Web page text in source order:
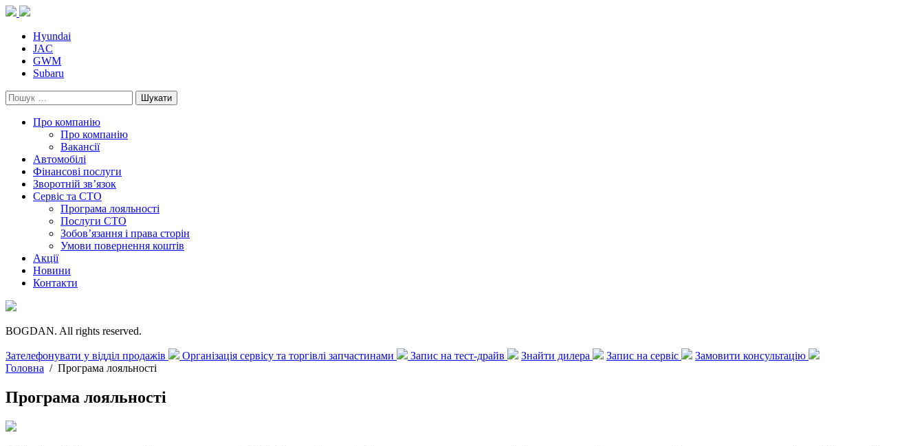
Skip
contentHyundai
JAC
GWM
Subaru
Пошук:
Про компанію
Про компанію
Вакансії
Автомобілі
Фінансові послуги
Зворотній зв’язок
Cервіс та СТО
Програма лояльності
Послуги СТО
Зобов’язання і права сторін
Умови повернення коштів
Акції
Новини
Контакти
BOGDAN. All rights reserved.
Зателефонувати у відділ продажів Організація сервісу та торгівлі запчастинами Запис на тест-драйв Знайти дилера Запис на сервіс
Замовити консультацію
Головна / Програма лояльності
Програма лояльності